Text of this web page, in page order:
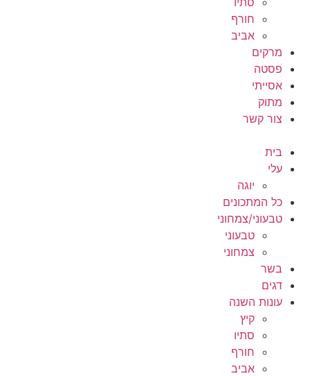
חורף
אביב
מרקים
פסטה
אסייתי
מתוק
צור קשר
בית
עלי
יוגה
כל המתכונים
טבעוני/צמחוני
טבעוני
צמחוני
בשר
דגים
עונות השנה
קיץ
סתיו
חורף
אביב